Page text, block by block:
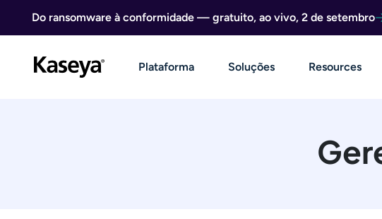
Do ransomware à conformidade — gratuito, ao vivo, 2 de setembro
Plataforma Soluções Resources